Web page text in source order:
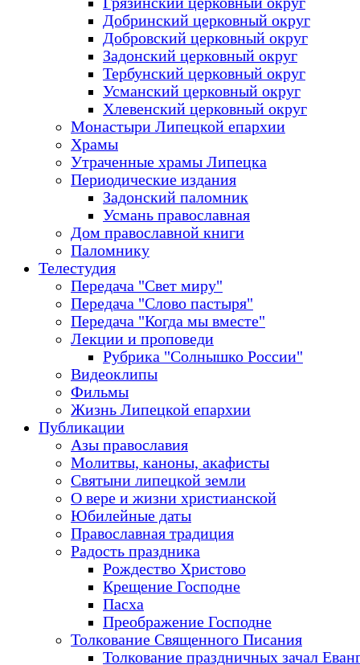
Добринский церковный округ
Добровский церковный округ
Задонский церковный округ
Тербунский церковный округ
Усманский церковный округ
Хлевенский церковный округ
Монастыри Липецкой епархии
Храмы
Утраченные храмы Липецка
Периодические издания
Задонский паломник
Усмань православная
Дом православной книги
Паломнику
Телестудия
Передача "Свет миру"
Передача "Слово пастыря"
Передача "Когда мы вместе"
Лекции и проповеди
Рубрика "Солнышко России"
Видеоклипы
Фильмы
Жизнь Липецкой епархии
Публикации
Азы православия
Молитвы, каноны, акафисты
Святыни липецкой земли
О вере и жизни христианской
Юбилейные даты
Православная традиция
Радость праздника
Рождество Христово
Крещение Господне
Пасха
Преображение Господне
Толкование Священного Писания
Толкование праздничных зачал